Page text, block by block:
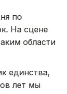
по
На сцене
области
единства,
лет мы